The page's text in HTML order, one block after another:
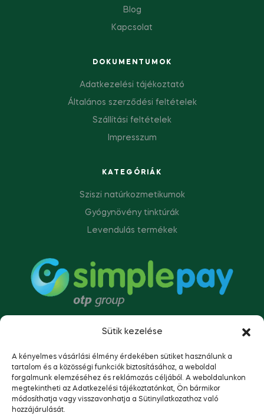
Sütik kezelése
A kényelmes vásárlási élmény érdekében sütiket használunk a
tartalom és a közösségi funkciók biztosításához, a weboldal
forgalmunk elemzéséhez és reklámozás céljából. A weboldalunkon
megtekintheti az Adatkezelési tájékoztatónkat, Ön bármikor
módosíthatja vagy visszavonhatja a Sütinyilatkozathoz való
hozzájárulását.
Blog
Kapcsolat
DOKUMENTUMOK
Adatkezelési tájékoztató
Általános szerződési feltételek
Szállítási feltételek
Impresszum
KATEGÓRIÁK
Sziszi natúrkozmetikumok
Gyógynövény tinktúrák
Levendulás termékek